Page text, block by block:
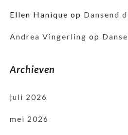
Ellen Hanique op Dansend
Andrea Vingerling op
Archieven
juli 2026
mei 2026